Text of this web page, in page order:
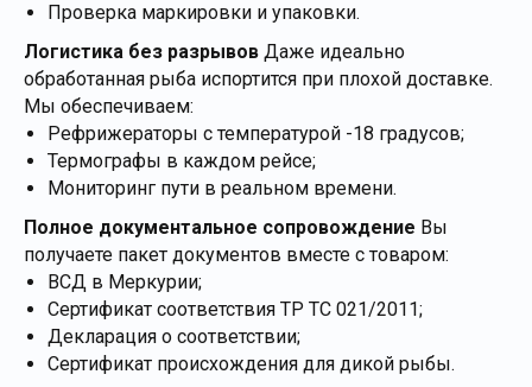
Проверка маркировки и упаковки.
Логистика без разрывов Даже идеально
обработанная рыба испортится при плохой доставке.
Мы обеспечиваем:
Рефрижераторы с температурой -18 градусов;
Термографы в каждом рейсе;
Мониторинг пути в реальном времени.
Полное документальное сопровождение Вы
получаете пакет документов вместе с товаром:
ВСД в Меркурии;
Сертификат соответствия ТР ТС 021/2011;
Декларация о соответствии;
Сертификат происхождения для дикой рыбы.